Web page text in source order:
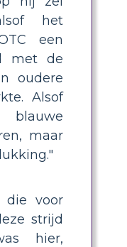
het
een
met de
oudere
Alsof
blauwe
maar
die voor
strijd
hier,